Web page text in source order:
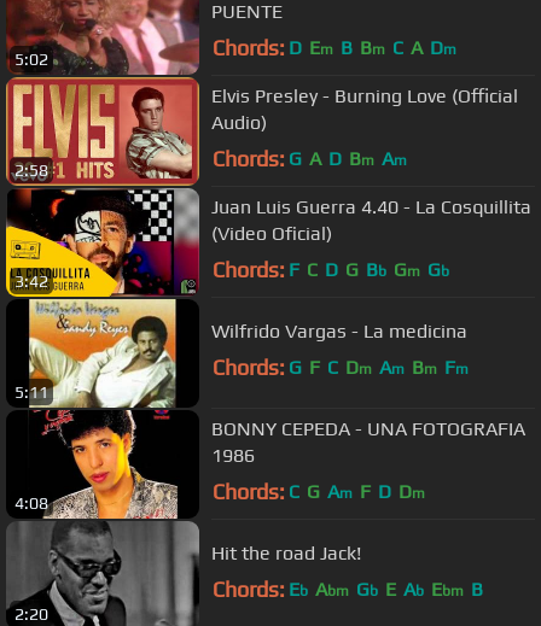
5:02
PUENTE
Chords: D Em B Bm C A Dm
2:58
Elvis Presley - Burning Love (Official
Audio)
Chords: G A D Bm Am
3:42
Juan Luis Guerra 4.40 - La Cosquillita
(Video Oficial)
Chords: F C D G Bb Gm Gb
5:11
Wilfrido Vargas - La medicina
Chords: G F C Dm Am Bm Fm
4:08
BONNY CEPEDA - UNA FOTOGRAFIA
1986
Chords: C G Am F D Dm
2:20
Hit the road Jack!
Chords: Eb Abm Gb E Ab Ebm B